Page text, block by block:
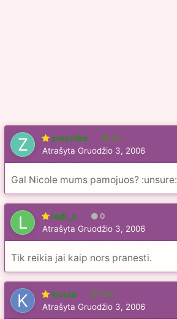
zmonike 28
Atrašyta Gruodžio 3, 2006
Gal Nicole mums pamojuos? :unsure:
ledi_x 0
Atrašyta Gruodžio 3, 2006
Tik reikia jai kaip nors pranesti.
kicule 104
Atrašyta Gruodžio 3, 2006